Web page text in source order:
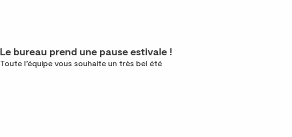
Le bureau prend une pause estivale !
Toute l’équipe vous souhaite un très bel été